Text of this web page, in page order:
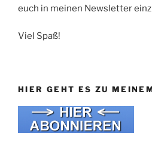
euch in meinen Newsletter
Viel Spaß!
HIER GEHT ES ZU